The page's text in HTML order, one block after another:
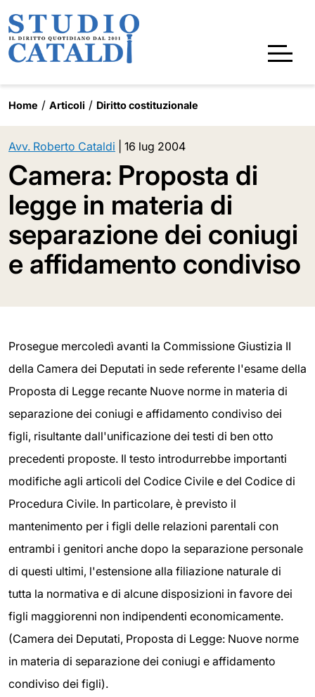
Home Articoli Diritto costituzionale
Avv. Roberto Cataldi 16 lug 2004
Camera: Proposta di
legge in materia di
separazione dei coniugi
e affidamento condiviso
Prosegue mercoledì avanti la Commissione Giustizia II
della Camera dei Deputati in sede referente l'esame della
Proposta di Legge recante Nuove norme in materia di
separazione dei coniugi e affidamento condiviso dei
figli, risultante dall'unificazione dei testi di ben otto
precedenti proposte. Il testo introdurrebbe importanti
modifiche agli articoli del Codice Civile e del Codice di
Procedura Civile. In particolare, è previsto il
mantenimento per i figli delle relazioni parentali con
entrambi i genitori anche dopo la separazione personale
di questi ultimi, l'estensione alla filiazione naturale di
tutta la normativa e di alcune disposizioni in favore dei
figli maggiorenni non indipendenti economicamente.
(Camera dei Deputati, Proposta di Legge: Nuove norme
in materia di separazione dei coniugi e affidamento
condiviso dei figli).